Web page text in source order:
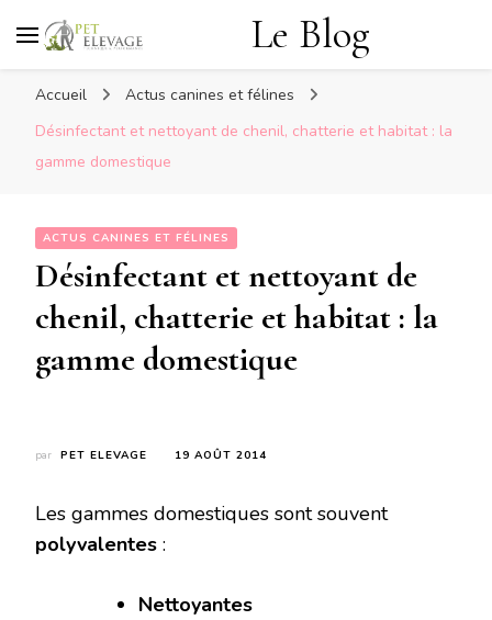
Le Blog
Accueil
Actus canines et félines
Désinfectant et nettoyant de chenil, chatterie et habitat : la
gamme domestique
ACTUS CANINES ET FÉLINES
Désinfectant et nettoyant de
chenil, chatterie et habitat : la
gamme domestique
par PET ELEVAGE 19 AOÛT 2014
Les gammes domestiques sont souvent
polyvalentes :
Nettoyantes